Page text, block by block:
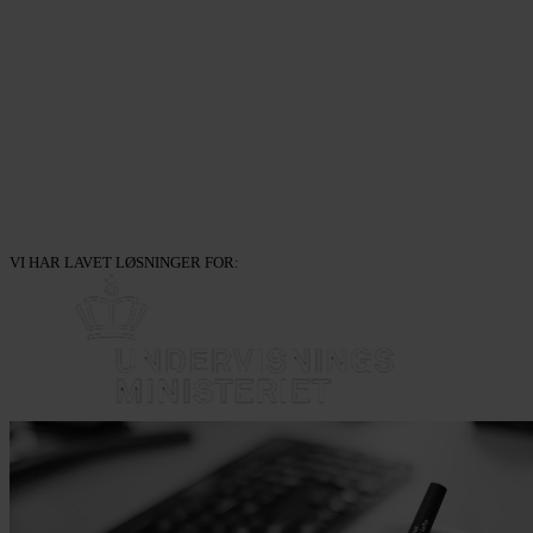
VI HAR LAVET LØSNINGER FOR: